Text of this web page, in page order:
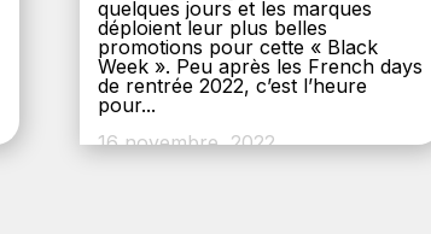
quelques jours et les marques
déploient leur plus belles
promotions pour cette « Black
Week ». Peu après les French days
de rentrée 2022, c’est l’heure
pour...
16 novembre, 2022